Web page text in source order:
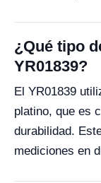
¿Qué tipo
YR01839?
El YR01839
platino, que es
durabilidad.
mediciones en